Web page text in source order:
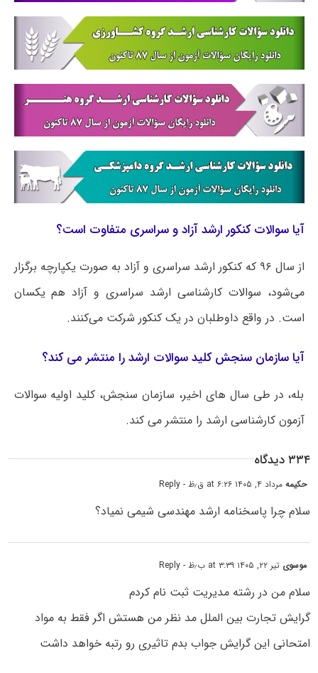
آیا سوالات کنکور ارشد آزاد و سراسری متفاوت است؟
از سال ۹۶ که کنکور ارشد سراسری و آزاد به صورت یکپارچه برگزار
می‌شود، سوالات کارشناسی ارشد سراسری و آزاد هم یکسان
است. در واقع داوطلبان در یک کنکور شرکت می‌کنند.
آیا سازمان سنجش کلید سوالات ارشد را منتشر می کند؟
بله، در طی سال های اخیر، سازمان سنجش، کلید اولیه سوالات
آزمون کارشناسی ارشد را منتشر می کند.
۳۳۴ دیدگاه
حکیمهمرداد ۴, ۱۴۰۵ at ۶:۲۶ ق٫ظ - Reply
سلام چرا پاسخنامه ارشد مهندسی شیمی نمیاد؟
موسوی تیر ۲۲, ۱۴۰۵ at ۳:۳۹ ب٫ظ - Reply
سلام من در رشته مدیریت ثبت نام کردم
گرایش تجارت بین الملل مد نظر من هستش اگر فقط به مواد
امتحانی این گرایش جواب بدم تاثیری رو رتبه خواهد داشت